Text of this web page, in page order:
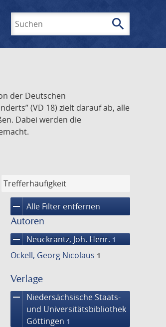
search
der Deutschen
(VD 18) zielt darauf ab, alle
Dabei werden die
remove Alle Filter entfernen
Autoren
remove Neuckrantz, Joh. Henr. 1
Ockell, Georg Nicolaus 1
Verlage
remove
Niedersächsische Staats-
und Universitätsbibliothek
Göttingen 1